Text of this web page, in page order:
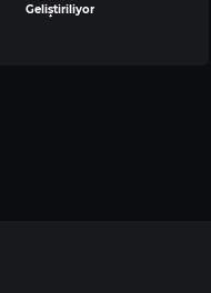
Geliştiriliyor